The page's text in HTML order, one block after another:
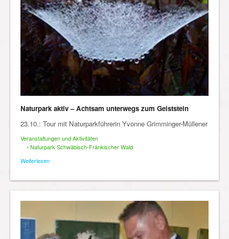
Naturpark aktiv – Achtsam unterwegs zum Geiststein
23.10.: Tour mit Naturparkführerin Yvonne Grimminger-Müllener
Veranstaltungen und Aktivitäten
• Naturpark Schwäbisch-Fränkischer Wald
Weiterlesen